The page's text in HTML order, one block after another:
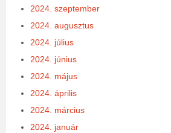
2024. szeptember
2024. augusztus
2024. július
2024. június
2024. május
2024. április
2024. március
2024. január